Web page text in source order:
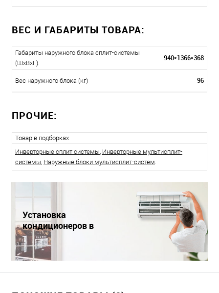
ВЕС И ГАБАРИТЫ ТОВАРА:
Габариты наружного блока сплит-системы
(ШxВxГ):
940*1366*368
Вес наружного блока (кг) 96
ПРОЧИЕ:
Товар в подборках
Инверторные сплит системы, Инверторные мультисплит-
системы, Наружные блоки мультисплит-систем.
Установка
кондиционеров в
Краснодаре